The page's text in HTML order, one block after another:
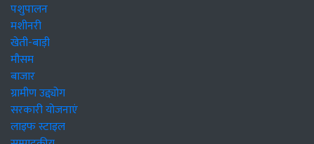
पशुपालन
मशीनरी
खेती-बाड़ी
मौसम
बाजार
ग्रामीण उद्द्योग
सरकारी योजनाएं
लाइफ स्टाइल